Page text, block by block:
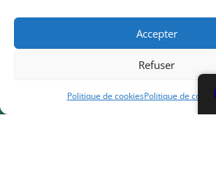
Accepter
Refuser
Politique de cookiesPolitique de
Drogenberg 55A
TVA BE0766.607.232
ING BE35 3632 0999 5037